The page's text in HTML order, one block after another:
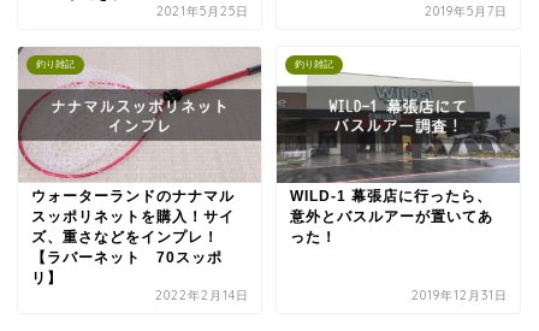
2021年5月25日 2019年5月7日
釣り雑記
ウォーターランドのナナマル
スッポリネットを購入！サイ
ズ、重さなどをインプレ！
【ラバーネット 70スッポ
リ】
2022年2月14日
釣り雑記
WILD-1 幕張店に行ったら、
意外とバスルアーが置いてあ
った！
2019年12月31日